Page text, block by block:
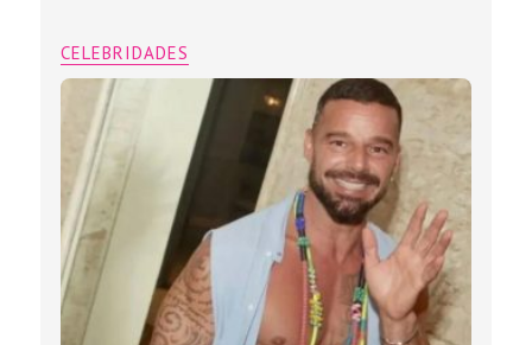
CELEBRIDADES